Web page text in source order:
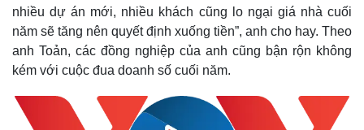
nhiều dự án mới, nhiều khách cũng lo ngại giá nhà cuối
năm sẽ tăng nên quyết định xuống tiền”, anh cho hay. Theo
anh Toản, các đồng nghiệp của anh cũng bận rộn không
kém với cuộc đua doanh số cuối năm.